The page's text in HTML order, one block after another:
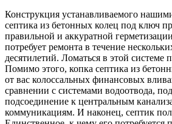
Конструкция устанавливаемого
септика из бетонных колец под ключ
правильной и аккуратной
потребует ремонта в течение
десятилетий. Ломаться в этой системе
Помимо этого, копка септика из
от вас колоссальных финансовых
сравнении с системами водоотвода,
подсоединение к центральным
коммуникациям. И наконец, септик